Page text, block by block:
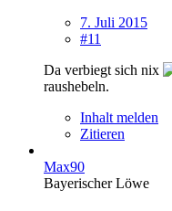
7. Juli 2015
#11
Da verbiegt sich nix
raushebeln.
Inhalt melden
Zitieren
Max90
Bayerischer Löwe